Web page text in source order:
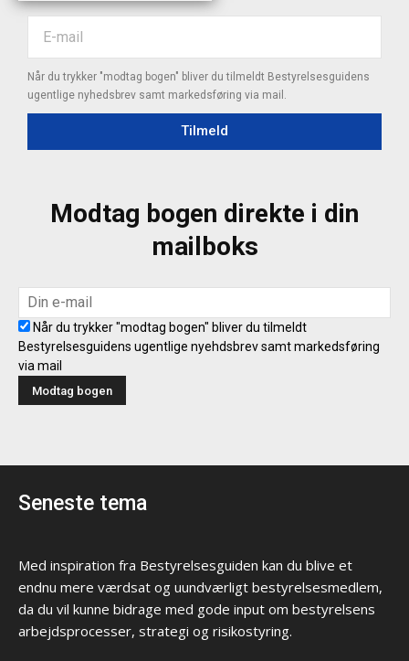
Når du trykker "modtag bogen" bliver du tilmeldt Bestyrelsesguidens
ugentlige nyhedsbrev samt markedsføring via mail.
Tilmeld
Modtag bogen direkte i din
mailboks
Når du trykker "modtag bogen" bliver du tilmeldt
Bestyrelsesguidens ugentlige nyehdsbrev samt markedsføring
via mail
Seneste tema
Med inspiration fra Bestyrelsesguiden kan du blive et
endnu mere værdsat og uundværligt bestyrelsesmedlem,
da du vil kunne bidrage med gode input om bestyrelsens
arbejdsprocesser, strategi og risikostyring.